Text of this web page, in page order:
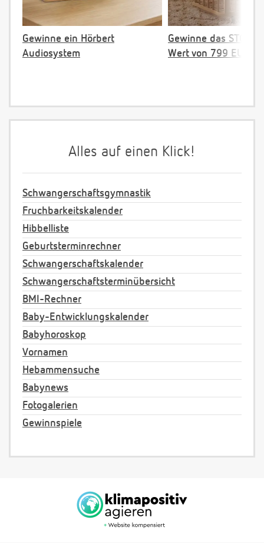
Gewinne ein Hörbert
Audiosystem
Gewinne das
Wert von 799 EUR
Alles auf einen Klick!
Schwangerschaftsgymnastik
Fruchbarkeitskalender
Hibbelliste
Geburtsterminrechner
Schwangerschaftskalender
Schwangerschaftsterminübersicht
BMI-Rechner
Baby-Entwicklungskalender
Babyhoroskop
Vornamen
Hebammensuche
Babynews
Fotogalerien
Gewinnspiele